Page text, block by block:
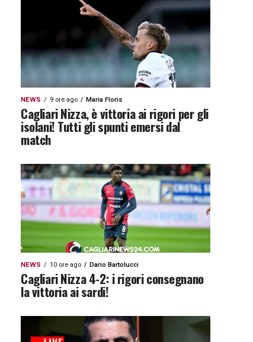
NEWS 9 ore ago Maria Floris
Cagliari Nizza, è vittoria ai rigori per gli
isolani! Tutti gli spunti emersi dal
match
NEWS 10 ore ago Dario Bartolucci
Cagliari Nizza 4-2: i rigori consegnano
la vittoria ai sardi!